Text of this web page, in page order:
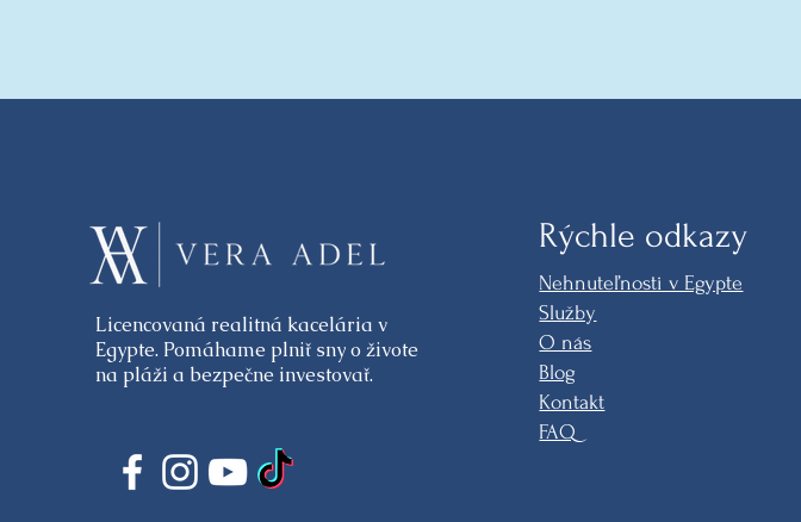
Licencovaná realitná kacelária v
Egypte. Pomáhame plniť sny o živote
na pláži a bezpečne investovať.
Rýchle odkazy
Nehnuteľnosti v Egypte
Služby
O nás
Blog
Kontakt
FAQ